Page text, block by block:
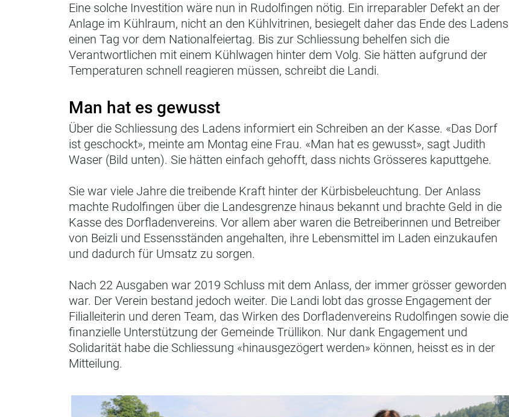
Eine solche Investition wäre nun in Rudolfingen nötig. Ein irreparabler Defekt an der
Anlage im Kühlraum, nicht an den Kühlvitrinen, besiegelt daher das Ende des Ladens
einen Tag vor dem Nationalfeiertag. Bis zur Schlies­sung behelfen sich die
Verantwortlichen mit einem Kühlwagen hinter dem Volg. Sie hätten aufgrund der
Temperaturen schnell reagieren müssen, schreibt die Landi.
Man hat es gewusst
Über die Schliessung des Ladens informiert ein Schreiben an der Kasse. «Das Dorf
ist geschockt», meinte am Montag eine Frau. «Man hat es gewusst», sagt Judith
Waser (Bild unten). Sie hätten einfach gehofft, dass nichts Grösseres kaputtgehe.
Sie war viele Jahre die treibende Kraft hinter der Kürbisbeleuchtung. Der Anlass
machte Rudolfingen über die Landesgrenze hinaus bekannt und brachte Geld in die
Kasse des Dorfladenvereins. Vor allem aber waren die Betreiberinnen und Betreiber
von Beizli und Essensständen angehalten, ihre Lebensmittel im Laden einzukaufen
und dadurch für Umsatz zu sorgen.
Nach 22 Ausgaben war 2019 Schluss mit dem Anlass, der immer grösser geworden
war. Der Verein bestand jedoch weiter. Die Landi lobt das grosse Engagement der
Filialleiterin und deren Team, das Wirken des Dorfladenvereins Rudolfingen sowie die
finanzielle Unterstützung der Gemeinde Trüllikon. Nur dank Engagement und
Solidarität habe die Schliessung «hinausgezögert werden» können, heisst es in der
Mitteilung.